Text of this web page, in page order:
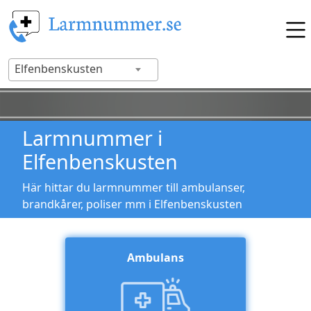
Elfenbenskusten
Larmnummer i
Elfenbenskusten
Här hittar du larmnummer till ambulanser,
brandkårer, poliser mm i Elfenbenskusten
Ambulans